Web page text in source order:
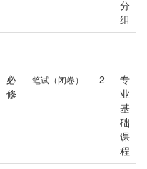
分
组
必
修
笔试（闭卷） 2
专
业
基
础
课
程